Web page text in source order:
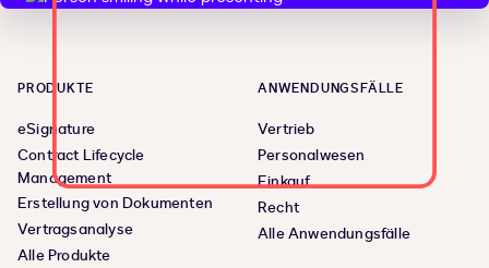
PRODUKTE
eSignature
Contract Lifecycle
Management
Erstellung von Dokumenten
Vertragsanalyse
Alle Produkte
ANWENDUNGSFÄLLE
Vertrieb
Personalwesen
Einkauf
Recht
Alle Anwendungsfälle